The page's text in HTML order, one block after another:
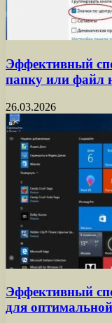
Эффективный
папку или файл
26.03.2026
Эффективный
для